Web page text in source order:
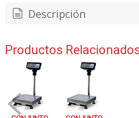
Descripción
Productos